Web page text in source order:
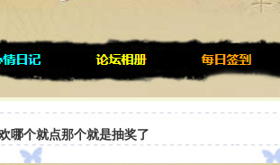
哪个就点那个就是抽奖了